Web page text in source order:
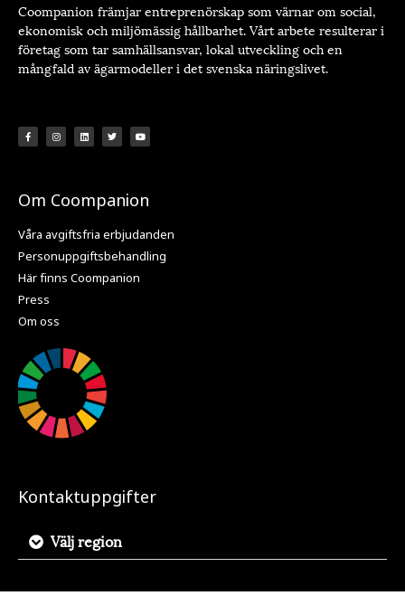
Coompanion främjar entreprenörskap som värnar om social,
ekonomisk och miljömässig hållbarhet. Vårt arbete resulterar i
företag som tar samhällsansvar, lokal utveckling och en
mångfald av ägarmodeller i det svenska näringslivet.
Om Coompanion
Våra avgiftsfria erbjudanden
Personuppgiftsbehandling
Här finns Coompanion
Press
Om oss
Kontaktuppgifter
Välj region